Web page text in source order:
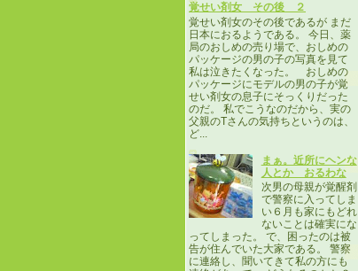
覚せい剤女 その後 ２
覚せい剤女のその後であるが まだ
日本におるようである。 今日、薬
局のおしめの売り場で、おしめの
パッケージの男の子の写真を見て
私は泣きたくなった。 おしめの
パッケージにモデルの男の子が覚
せい剤女の息子にそっくりだった
のだ。 私でこうなのだから、実の
父親のTさんの気持ちというのは、
ど...
まぁ。近所にヘンな
人とか おるわな
次男の母親が覚醒剤
で警察に入ってしま
い６月も家にもどれ
ないことは確実にな
ってしまった。 で、困ったのは被
告が住んでいた大家である。 警察
に連絡し、聞いてきて私の方にも